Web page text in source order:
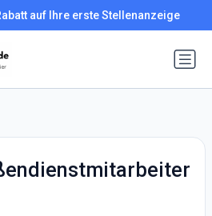
auf Ihre erste Stellenanzeige